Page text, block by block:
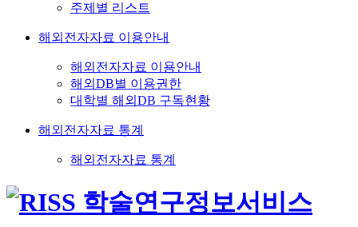
주제별 리스트
해외전자자료 이용안내
해외전자자료 이용안내
해외DB별 이용권한
대학별 해외DB 구독현황
해외전자자료 통계
해외전자자료 통계